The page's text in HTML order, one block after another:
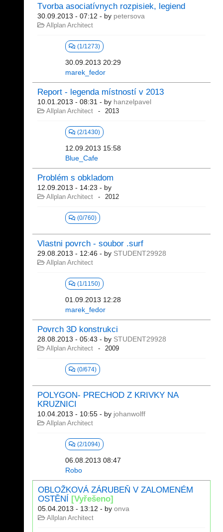
Tvorba asociatívnych rozpisiek, legiend
30.09.2013 - 07:12 - by petersova
Allplan Architect
(1/1273)
30.09.2013 20:29
marek_fedor
Report - legenda místností v 2013
10.01.2013 - 08:31 - by hanzelpavel
Allplan Architect 2013
(2/1430)
12.09.2013 15:58
Blue_Cafe
Problém s obkladom
12.09.2013 - 14:23 - by
Allplan Architect 2012
(0/760)
Vlastni povrch - soubor .surf
29.08.2013 - 12:46 - by STUDENT29928
Allplan Architect
(1/1150)
01.09.2013 12:28
marek_fedor
Povrch 3D konstrukci
28.08.2013 - 05:43 - by STUDENT29928
Allplan Architect 2009
(0/674)
POLYGON- PRECHOD Z KRIVKY NA
KRUZNICI
10.04.2013 - 10:55 - by johanwolff
Allplan Architect
(2/1094)
06.08.2013 08:47
Robo
OBLOŽKOVÁ ZÁRUBEŇ V ZALOMENÉM
OSTĚNÍ [Vyřešeno]
05.04.2013 - 13:12 - by onva
Allplan Architect